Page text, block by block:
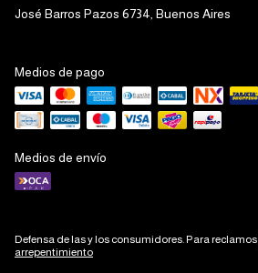
José Barros Pazos 6734, Buenos Aires
Medios de pago
Medios de envío
Defensa de las y los consumidores. Para reclamos
arrepentimiento